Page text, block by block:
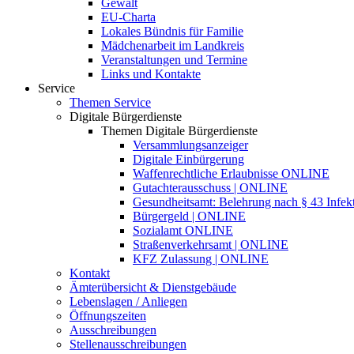
EU-Charta
Lokales Bündnis für Familie
Mädchenarbeit im Landkreis
Veranstaltungen und Termine
Links und Kontakte
Service
Themen Service
Digitale Bürgerdienste
Themen Digitale Bürgerdienste
Versammlungsanzeiger
Digitale Einbürgerung
Waffenrechtliche Erlaubnisse ONLINE
Gutachterausschuss | ONLINE
Gesundheitsamt: Belehrung nach § 43
Bürgergeld | ONLINE
Sozialamt ONLINE
Straßenverkehrsamt | ONLINE
KFZ Zulassung | ONLINE
Kontakt
Ämterübersicht & Dienstgebäude
Lebenslagen / Anliegen
Öffnungszeiten
Ausschreibungen
Stellenausschreibungen